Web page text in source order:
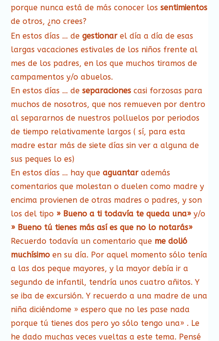
porque nunca está de más conocer lossentimientos
de otros, ¿no crees?
En estos días … degestionarel día a día de esas
largas vacaciones estivales de los niños frente al
mes de los padres, en los que muchos tiramos de
campamentos y/o abuelos.
En estos días … deseparaciones casi forzosas para
muchos de nosotros, que nos remueven por dentro
al separarnos de nuestros polluelos por periodos
de tiempo relativamente largos ( sí, para esta
madre estar más de siete días sin ver a alguna de
sus peques lo es)
En estos días … hay queaguantarademás
comentarios que molestan o duelen como madre y
encima provienen de otras madres o padres, y son
los del tipo » Bueno a ti todavía te queda una» y/o
» Bueno tú tienes más así es que no lo notarás»
Recuerdo todavía un comentario que me dolió
muchísimo en su día. Por aquel momento sólo tenía
a las dos peque mayores, y la mayor debía ir a
segundo de infantil, tendría unos cuatro añitos. Y
se iba de excursión. Y recuerdo a una madre de una
niña diciéndome » espero que no les pase nada
porque tú tienes dos pero yo sólo tengo una» . Le
he dado muchas veces vueltas a este tema. Pensé